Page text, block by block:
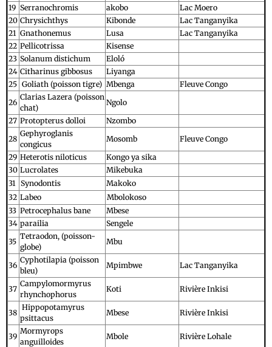
19 Serranochromis akobo
Lac Moero
20 Chrysichthys Kibonde
Lac Tanganyika
21 Gnathonemus Lusa
Lac Tanganyika
22 Pellicotrissa
Kisense
23 Solanum distichum
Eloló
24 Citharinus gibbosus
Liyanga
25 Goliath (poisson tigre) Mbenga
Fleuve Congo
26
Clarias Lazera (poisson
chat)
Ngolo
27 Protopterus dolloi
Nzombo
28
Gephyroglanis
congicus
Mosomb
Fleuve Congo
29 Heterotis niloticus
Kongo ya sika
30 Lucrolates
Mikebuka
31
Synodontis
Makoko
32 Labeo
Mbolokoso
33 Petrocephalus bane
Mbese
34 parailia
Sengele
35
Tetraodon, (poisson-
globe)
Mbu
36
Cyphotilapia (poisson
bleu)
Mpimbwe Lac Tanganyika
37
Campylomormyrus
rhynchophorus
Koti Rivière Inkisi
38
Hippopotamyrus
psittacus
Mbese Rivière Inkisi
39
Mormyrops
anguilloides
Mbole
Rivière Lohale